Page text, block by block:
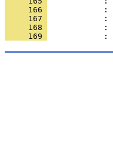
     166
     167
     168
     169